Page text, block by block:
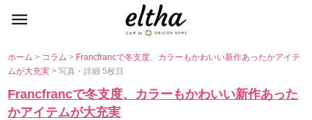
ホーム> コラム> Francfrancで冬支度、カラーもかわいい新作あったかアイテ
ムが大充実> 写真・詳細 5枚目
Francfrancで冬支度、カラーもかわいい新作あった
かアイテムが大充実